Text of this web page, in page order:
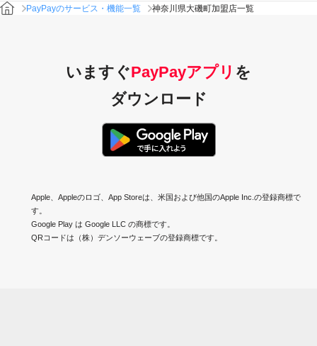
PayPayのサービス・機能一覧 神奈川県大磯町加盟店一覧
いますぐPayPayアプリ を
ダウンロード
Apple、Appleのロゴ、App Storeは、米国および他国のApple Inc.の登録商標で
す。
Google Play は Google LLC の商標です。
QRコードは（株）デンソーウェーブの登録商標です。